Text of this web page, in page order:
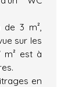
3 m²,
sur les
m² est à
en